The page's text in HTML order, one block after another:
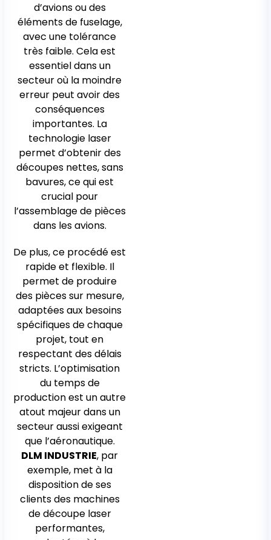
d’avions ou des
éléments de fuselage,
avec une tolérance
très faible. Cela est
essentiel dans un
secteur où la moindre
erreur peut avoir des
conséquences
importantes. La
technologie laser
permet d’obtenir des
découpes nettes, sans
bavures, ce qui est
crucial pour
l’assemblage de pièces
dans les avions.
De plus, ce procédé est
rapide et flexible. Il
permet de produire
des pièces sur mesure,
adaptées aux besoins
spécifiques de chaque
projet, tout en
respectant des délais
stricts. L’optimisation
du temps de
production est un autre
atout majeur dans un
secteur aussi exigeant
que l’aéronautique.
DLM INDUSTRIE, par
exemple, met à la
disposition de ses
clients des machines
de découpe laser
performantes,